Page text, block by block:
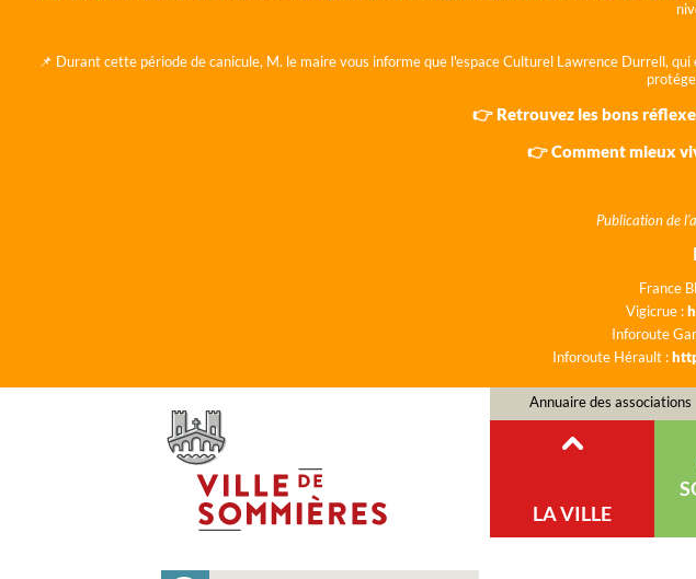
📌 Durant cette période de canicule, M. le maire vous informe que l'espace Culturel Lawrence Durrell,
👉 Retrouvez les bons
👉 Comment mieux
Publication de
France
Vigicrue :
Inforoute
Inforoute Hérault :
Annuaire des associations
LA VILLE